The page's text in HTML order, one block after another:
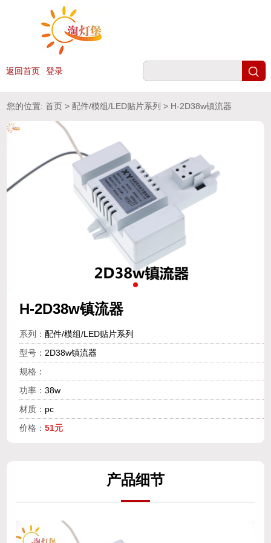
返回首页 登录
您的位置:首页 >配件/模组/LED贴片系列 > H-2D38w镇流器
H-2D38w镇流器
系列： 配件/模组/LED贴片系列
型号： 2D38w镇流器
规格：
功率： 38w
材质： pc
价格： 51元
产品细节